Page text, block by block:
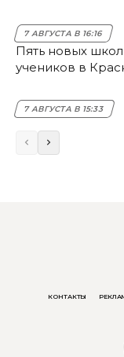
7 АВГУСТА В 16:16
Пять новых
учеников в
7 АВГУСТА В 15:33
КОНТАКТЫ